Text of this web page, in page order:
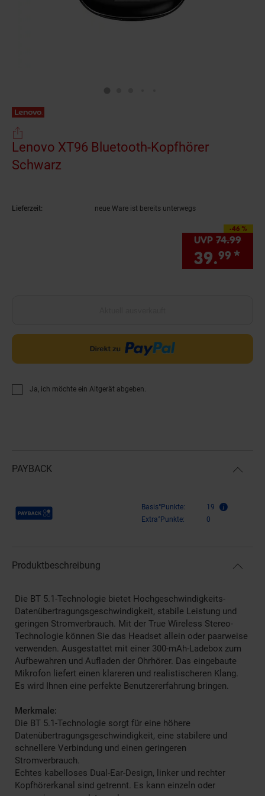
Lenovo XT96 Bluetooth-Kopfhörer
Schwarz
Lieferzeit: neue Ware ist bereits unterwegs
-46 %
Sie Sparen 46
UVP 74.99
39.99 *
Ja, ich möchte ein Altgerät abgeben.
PAYBACK
Payback Punkte Basis°Punkte:
19
Extra°Punkte:
0
Produktbeschreibung
Die BT 5.1-Technologie bietet Hochgeschwindigkeits-
Datenübertragungsgeschwindigkeit, stabile Leistung und
geringen Stromverbrauch. Mit der True Wireless Stereo-
Technologie können Sie das Headset allein oder paarweise
verwenden. Ausgestattet mit einer 300-mAh-Ladebox zum
Aufbewahren und Aufladen der Ohrhörer. Das eingebaute
Mikrofon liefert einen klareren und realistischeren Klang.
Es wird Ihnen eine perfekte Benutzererfahrung bringen.
Merkmale:
Die BT 5.1-Technologie sorgt für eine höhere
Datenübertragungsgeschwindigkeit, eine stabilere und
schnellere Verbindung und einen geringeren
Stromverbrauch.
Echtes kabelloses Dual-Ear-Design, linker und rechter
Kopfhörerkanal sind getrennt. Es kann einzeln oder